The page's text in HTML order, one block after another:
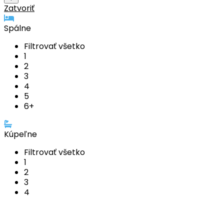
Zatvoriť
Spálne
Filtrovať všetko
1
2
3
4
5
6+
Kúpeľne
Filtrovať všetko
1
2
3
4